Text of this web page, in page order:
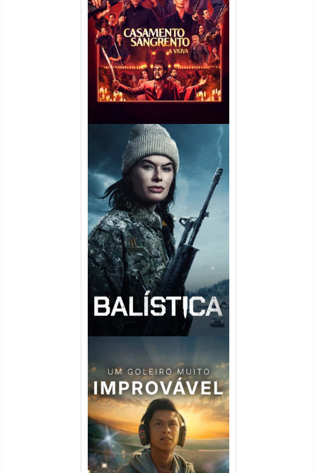
Casamento Sangrento: A
Viúva Torrent (2026) WEB-DL
720p/1080p/4K Dual Áudio
Balística Torrent (2025) WEB-
DL 1080p Dual Áudio
Um Goleiro Muito Improvável
Torrent (2026) WEB-DL 1080p
Dual Áudio